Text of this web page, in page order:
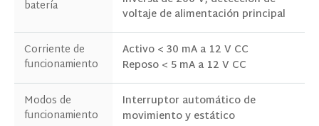
batería
voltaje de alimentación principal
Corriente de
funcionamiento
Activo < 30 mA a 12 V CC
Reposo < 5 mA a 12 V CC
Modos de
funcionamiento
Interruptor automático de
movimiento y estático